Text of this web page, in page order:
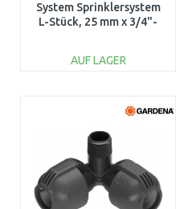
System Sprinklersystem
L-Stück, 25 mm x 3/4"-
AUF LAGER